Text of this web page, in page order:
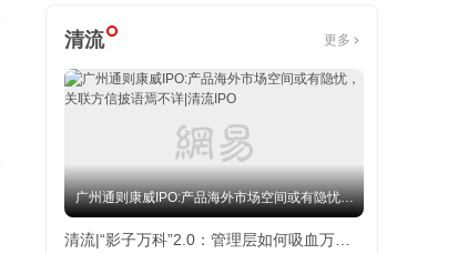
清流 更多
广州通则康威IPO:产品海外市场空间或有隐忧，
关联方信披语焉不详|清流IPO
清流|“影子万科”2.0：管理层如何吸血万物